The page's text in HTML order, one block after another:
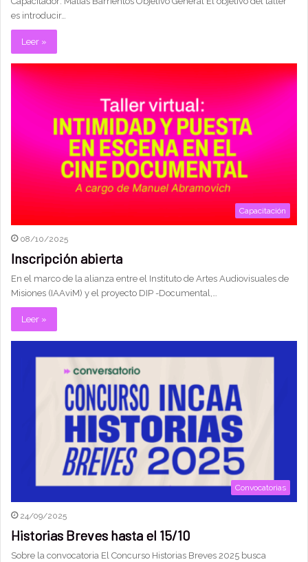
es introducir…
Leer »
Capacitación
08/10/2025
Inscripción abierta
En el marco de la alianza entre el Instituto de Artes Audiovisuales de
Misiones (IAAviM) y el proyecto DIP -Documental,…
Leer »
Convocatorias
24/09/2025
Historias Breves hasta el 15/10
Sobre la convocatoria El Concurso Historias Breves 2025 busca